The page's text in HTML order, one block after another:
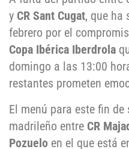
y CR Sant Cugat, que ha
febrero por el
Copa Ibérica Iberdrola
domingo a las 13:00
restantes prometen
El menú para este fin
madrileño entre CR
Pozuelo en el que está